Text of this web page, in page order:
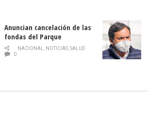
Anuncian cancelación de las
fondas del Parque
O’Higgins debido al
coronavirus
NACIONAL NOTICIAS, SALUD
0